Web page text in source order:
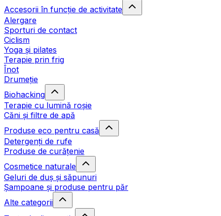
Accesorii în funcție de activitate
Alergare
Sporturi de contact
Ciclism
Yoga și pilates
Terapie prin frig
Înot
Drumeție
Biohacking
Terapie cu lumină roșie
Căni și filtre de apă
Produse eco pentru casă
Detergenți de rufe
Produse de curățenie
Cosmetice naturale
Geluri de duș și săpunuri
Șampoane și produse pentru păr
Alte categorii